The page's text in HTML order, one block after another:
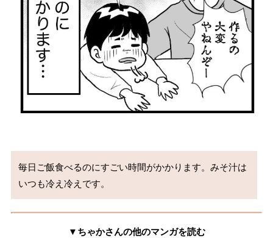
毎日ご飯食べるのにすごい時間がかかります。みそ汁は
いつも冷え冷えです。
▼ちゃかさんの他のマンガを読む